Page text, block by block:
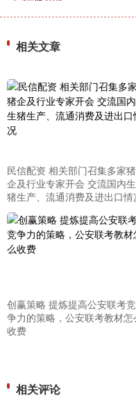
相关文章
民信配资 相关部门召集多家猪
企及行业专家开会 交流国内生
猪生产、流通消费及进出口情
创赢策略 提炼提高公安联考竞
争力的策略，公安联考教材怎
收费
相关评论